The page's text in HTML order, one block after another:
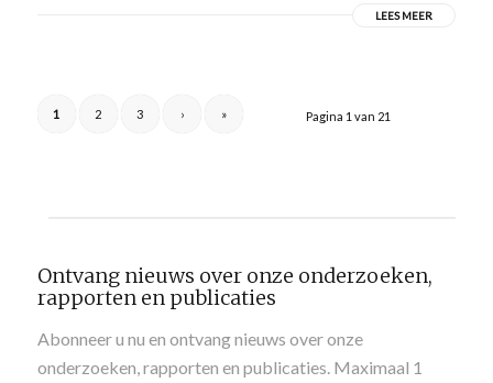
LEES MEER
Pagina 1 van 21
1 2 3 › »
Ontvang nieuws over onze onderzoeken,
rapporten en publicaties
Abonneer u nu en ontvang nieuws over onze
onderzoeken, rapporten en publicaties. Maximaal 1